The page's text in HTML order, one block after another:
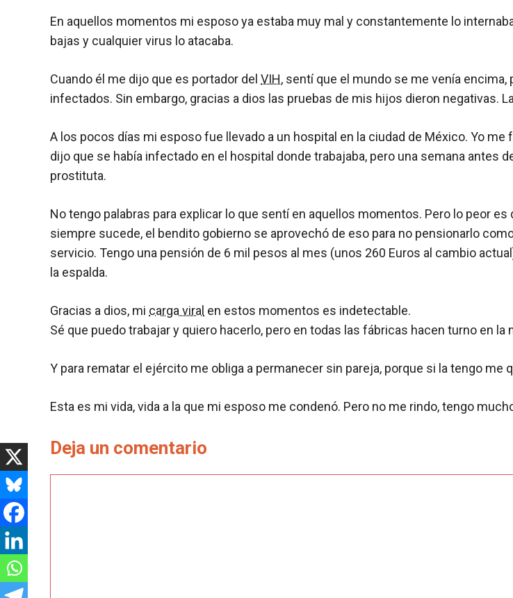
En aquellos momentos mi esposo ya estaba muy mal y constantemente lo
bajas y cualquier virus lo atacaba.
Cuando él me dijo que es portador del VIH, sentí que el mundo se me venía
infectados. Sin embargo, gracias a dios las pruebas de mis hijos dieron negativas.
A los pocos días mi esposo fue llevado a un hospital en la ciudad de México. Yo
dijo que se había infectado en el hospital donde trabajaba, pero una semana antes
prostituta.
No tengo palabras para explicar lo que sentí en aquellos momentos. Pero lo peor
siempre sucede, el bendito gobierno se aprovechó de eso para no pensionarlo
servicio. Tengo una pensión de 6 mil pesos al mes (unos 260 Euros al cambio
la espalda.
Gracias a dios, mi carga viral en estos momentos es indetectable.
Sé que puedo trabajar y quiero hacerlo, pero en todas las fábricas hacen turno en
Y para rematar el ejército me obliga a permanecer sin pareja, porque si la tengo me
Esta es mi vida, vida a la que mi esposo me condenó. Pero no me rindo, tengo
Deja un comentario